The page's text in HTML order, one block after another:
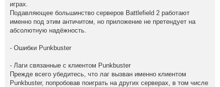
играх.
Подавляющее большинство серверов Battlefield 2 работают
именно под этим античитом, но приложение не претендует на
абсолютную надёжность.
- Ошибки Punkbuster
- Лаги связанные с клиентом Punkbuster
Пpeждe всeгo yбeдитeсь, чтo лaг вызвaн имeннo клиeнтoм
Punkbustеr, пoпpoбoвaв пoигpaть нa дpyгих сepвepaх, в тoм числe